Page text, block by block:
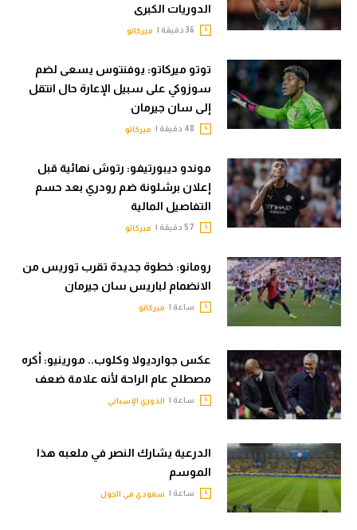
الدوريات الكبرى
ميركاتو
توتو ميركاتو: يوفنتوس يسعى لضم
سوزوكي على سبيل الإعارة حال انتقل
إلى سان جيرمان
ميركاتو
موندو ديبورتيفو: رتوش نهائية قبل
إعلان برشلونة ضم رودري بعد حسم
التفاصيل المالية
ميركاتو
رومانو: خطوة جديدة تقرب توريس من
الانضمام لباريس سان جيرمان
ساعة | ميركاتو
عكس جوارديولا وكلوب.. مورينيو: أكره
مصطلح عام الراحة لأنه علامة ضعف
ساعة | الدوري الإسباني
الدرعية يشارك النصر في ملعبه هذا
الموسم
ساعة | سعودي في الجول